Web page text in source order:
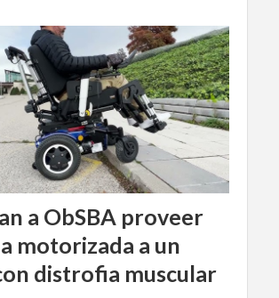
a ObSBA proveer
motorizada a un
distrofia muscular